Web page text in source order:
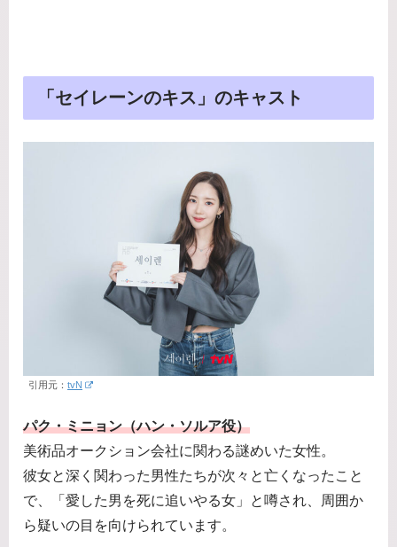
「セイレーンのキス」のキャスト
引用元： tvN
パク・ミニョン（ハン・ソルア役）
美術品オークション会社に関わる謎めいた女性。
彼女と深く関わった男性たちが次々と亡くなったこと
で、「愛した男を死に追いやる女」と噂され、周囲か
ら疑いの目を向けられています。